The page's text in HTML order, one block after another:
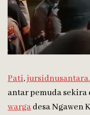
Pati,
antar pemuda sekira
wargadesa Ngawen